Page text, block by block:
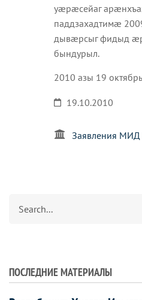
уæрæсейаг
паддзахадтимæ
дывæрсыг фидыд
бындурыл.
2010 азы 19 октябрь
19.10.2010
Заявления
ПОСЛЕДНИЕ МАТЕРИАЛЫ